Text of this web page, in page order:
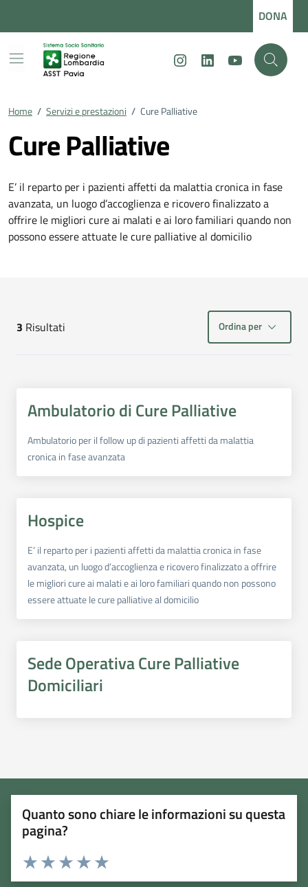
DONA
InstagramLinkedInYoutube
Home / Servizi e prestazioni / Cure Palliative
Cure Palliative
E’ il reparto per i pazienti affetti da malattia cronica in fase
avanzata, un luogo d’accoglienza e ricovero finalizzato a
offrire le migliori cure ai malati e ai loro familiari quando non
possono essere attuate le cure palliative al domicilio
risultati di ricerca
3 Risultati Ordina per
Ambulatorio di Cure Palliative
Ambulatorio per il follow up di pazienti affetti da malattia
cronica in fase avanzata
Hospice
E’ il reparto per i pazienti affetti da malattia cronica in fase
avanzata, un luogo d’accoglienza e ricovero finalizzato a offrire
le migliori cure ai malati e ai loro familiari quando non possono
essere attuate le cure palliative al domicilio
Sede Operativa Cure Palliative
Domiciliari
Quanto sono chiare le informazioni su questa
pagina?
Rating:
Valuta 5 stelle su 5
Valuta 4 stelle su 5
Valuta 3 stelle su 5
Valuta 2 stelle su 5
Valuta 1 stelle su 5